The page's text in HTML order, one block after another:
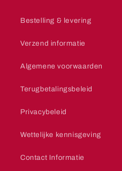
Bestelling & levering
Verzend informatie
Algemene voorwaarden
Terugbetalingsbeleid
Privacybeleid
Wettelijke kennisgeving
Contact Informatie